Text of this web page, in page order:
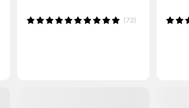
(72)